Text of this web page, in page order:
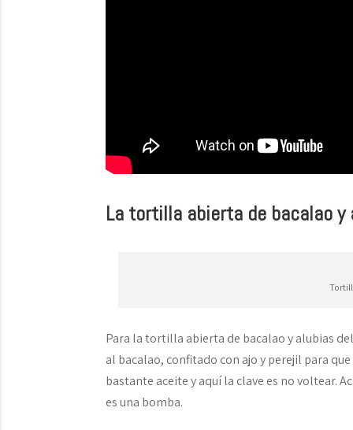
La tortilla abierta de bacalao
Para la tortilla abierta de bacalao y alubias
al bacalao, confitado con ajo y perejil para
bastante aceite y aquí la clave es no voltear.
es una bomba.